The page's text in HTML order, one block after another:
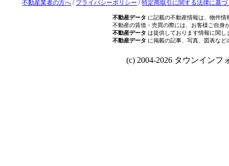
不動産業者の方へ / プライバシーポリシー /特定商取引に関する法律に基
不動産データ に記載の不動産情報は、物件
不動産の賃借・売買の際には、お客様ご自身
不動産データ は提供しております情報に関し
不動産データ に掲載の記事、写真、図表な
(c) 2004-2026 タウンインフ